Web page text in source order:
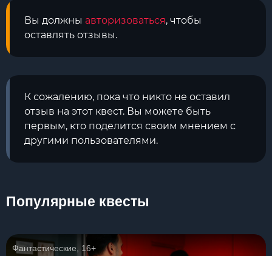
Вы должны авторизоваться, чтобы
оставлять отзывы.
К сожалению, пока что никто не оставил
отзыв на этот квест. Вы можете быть
первым, кто поделится своим мнением с
другими пользователями.
Популярные квесты
Фантастические, 16+